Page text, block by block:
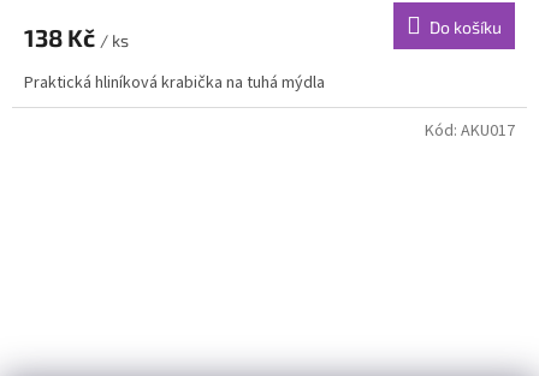
138 Kč / ks
Do košíku
Praktická hliníková krabička na tuhá mýdla
Kód: AKU017